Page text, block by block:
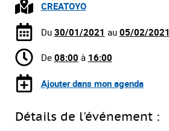
CREATOYO
Du 30/01/2021 au 05/02/2021
De 08:00 à 16:00
Ajouter dans mon agenda
Détails de l'événement :